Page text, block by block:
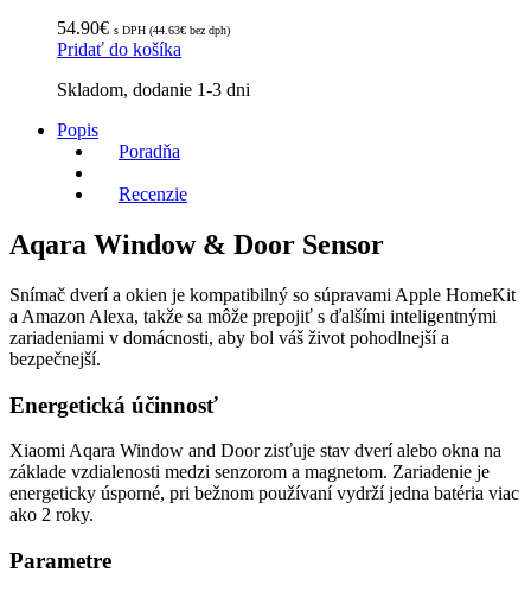
54.90€ s DPH (44.63€ bez dph)
Pridať do košíka
Skladom, dodanie 1-3 dni
Popis
Poradňa
Recenzie
Aqara Window & Door Sensor
Snímač dverí a okien je kompatibilný so súpravami Apple HomeKit
a Amazon Alexa, takže sa môže prepojiť s ďalšími inteligentnými
zariadeniami v domácnosti, aby bol váš život pohodlnejší a
bezpečnejší.
Energetická účinnosť
Xiaomi Aqara Window and Door zisťuje stav dverí alebo okna na
základe vzdialenosti medzi senzorom a magnetom. Zariadenie je
energeticky úsporné, pri bežnom používaní vydrží jedna batéria viac
ako 2 roky.
Parametre